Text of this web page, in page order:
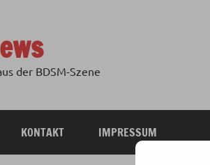
der BDSM-Szene
KONTAKT IMPRESSUM